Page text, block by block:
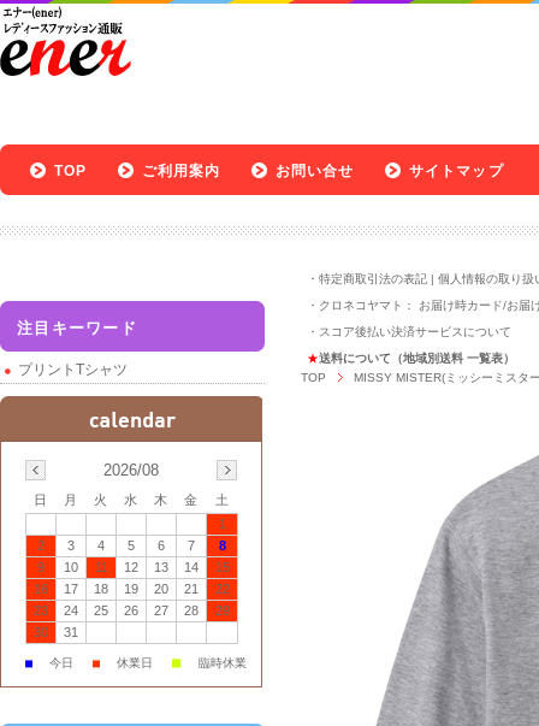
TOP ご利用案内 お問い合せ サイトマップ
・ 特定商取引法の表記 | 個人情報の取り扱
・クロネコヤマト： お届け時カード/お届
・ スコア後払い決済サービスについて
★送料について（地域別送料 一覧表）
TOP
MISSY MISTER(ミッシーミスタ
注目キーワード
プリントTシャツ
2026/08
日 月 火 水 木 金
土
1
2
3 4 5 6 7
8
9
10 11 12 13 14
15
16
17 18 19 20 21
22
23
24 25 26 27 28
29
30
31
■ 今日 ■ 休業日 ■ 臨時休業